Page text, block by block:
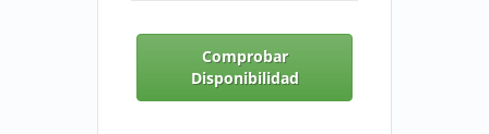
Comprobar
Disponibilidad